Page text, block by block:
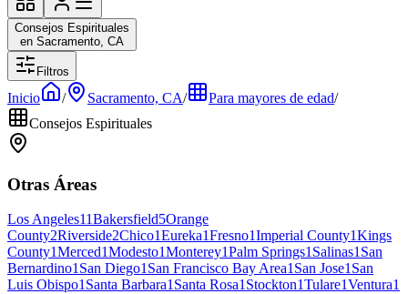
Consejos Espirituales
en Sacramento, CA
Filtros
Inicio / Sacramento, CA/ Para mayores de edad/
Consejos Espirituales
Otras Áreas
Los Angeles11Bakersfield5Orange
County2Riverside2Chico1Eureka1Fresno1Imperial County1Kings
County1Merced1Modesto1Monterey1Palm Springs1Salinas1San
Bernardino1San Diego1San Francisco Bay Area1San Jose1San
Luis Obispo1Santa Barbara1Santa Rosa1Stockton1Tulare1Ventura1